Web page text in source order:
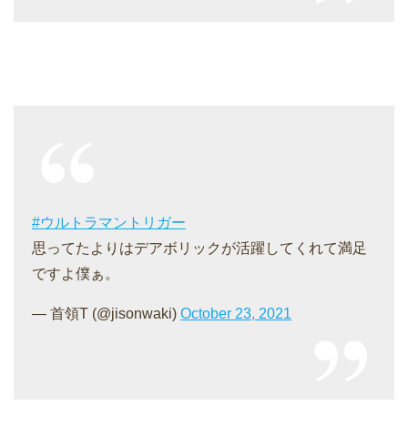
#ウルトラマントリガー
思ってたよりはデアボリックが活躍してくれて満足
ですよ僕ぁ。
— 首領T (@jisonwaki) October 23, 2021